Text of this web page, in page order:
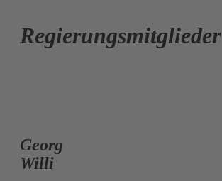
Regierungsmitglieder
Georg
Willi